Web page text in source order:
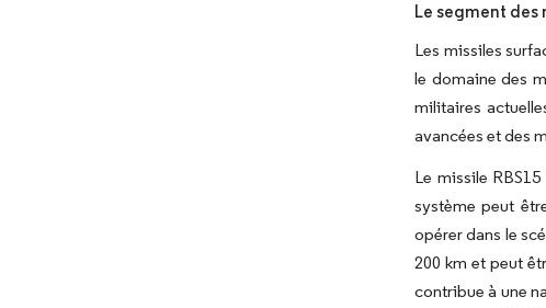
Le segment des
Les missiles
le domaine des
militaires
avancées et des
Le missile
système peut
opérer dans le
200 km et peut
contribue à une